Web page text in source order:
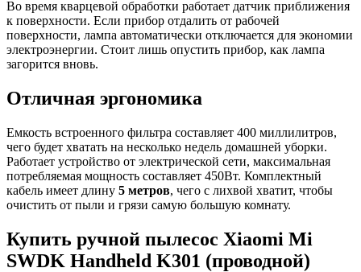
Во время кварцевой обработки работает датчик приближения
к поверхности. Если прибор отдалить от рабочей
поверхности, лампа автоматически отключается для экономии
электроэнергии. Стоит лишь опустить прибор, как лампа
загорится вновь.
Отличная эргономика
Емкость встроенного фильтра составляет 400 миллилитров,
чего будет хватать на несколько недель домашней уборки.
Работает устройство от электрической сети, максимальная
потребляемая мощность составляет 450Вт. Комплектный
кабель имеет длину 5 метров, чего с лихвой хватит, чтобы
очистить от пыли и грязи самую большую комнату.
Купить ручной пылесос Xiaomi Mi
SWDK Handheld K301 (проводной)